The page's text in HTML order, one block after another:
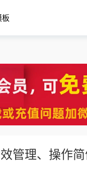
板
管理、操作简